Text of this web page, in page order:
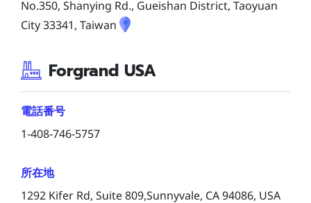
No.350, Shanying Rd., Gueishan District, Taoyuan
City 33341, Taiwan
Forgrand USA
電話番号
1-408-746-5757
所在地
1292 Kifer Rd, Suite 809,Sunnyvale, CA 94086, USA